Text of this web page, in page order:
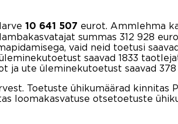
10 641 507 eurot. Ammlehma
summas 312 928
vaid neid toetusi
saavad 1833
ute üleminekutoetust saavad
Toetuste ühikumäärad kinnitas
loomakasvatuse otsetoetuste